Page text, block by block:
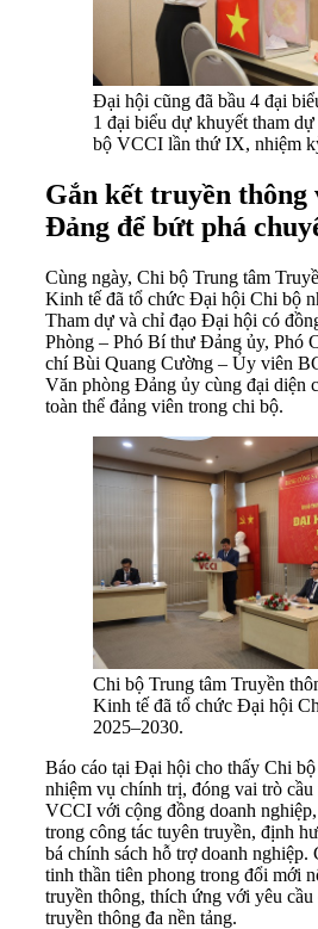
Đại hội cũng đã bầu 4 đại
1 đại biểu dự khuyết tham
bộ VCCI lần thứ IX, nhiệm
Gắn kết truyền thông
Đảng để bứt phá
Cùng ngày, Chi bộ Trung tâm
Kinh tế đã tổ chức Đại hội Chi bộ
Tham dự và chỉ đạo Đại hội có
Phòng – Phó Bí thư Đảng ủy, Phó
chí Bùi Quang Cường – Ủy viên
Văn phòng Đảng ủy cùng đại diện
toàn thể đảng viên trong chi bộ.
Chi bộ Trung tâm Truyền
Kinh tế đã tổ chức Đại hội
2025–2030.
Báo cáo tại Đại hội cho thấy Chi bộ
nhiệm vụ chính trị, đóng vai trò
VCCI với cộng đồng doanh
trong công tác tuyên truyền, định
bá chính sách hỗ trợ doanh nghiệp.
tinh thần tiên phong trong đổi mới
truyền thông, thích ứng với yêu cầu
truyền thông đa nền tảng.